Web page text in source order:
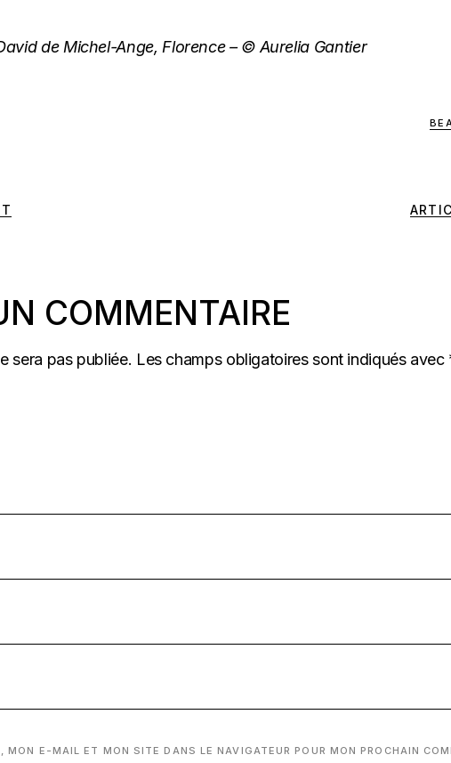
de Michel-Ange, Florence – © Aurelia Gantier
COMMENTAIRE
sera pas publiée. Les champs obligatoires sont indiqués avec
MON E-MAIL ET MON SITE DANS LE NAVIGATEUR POUR MON PROCHAIN